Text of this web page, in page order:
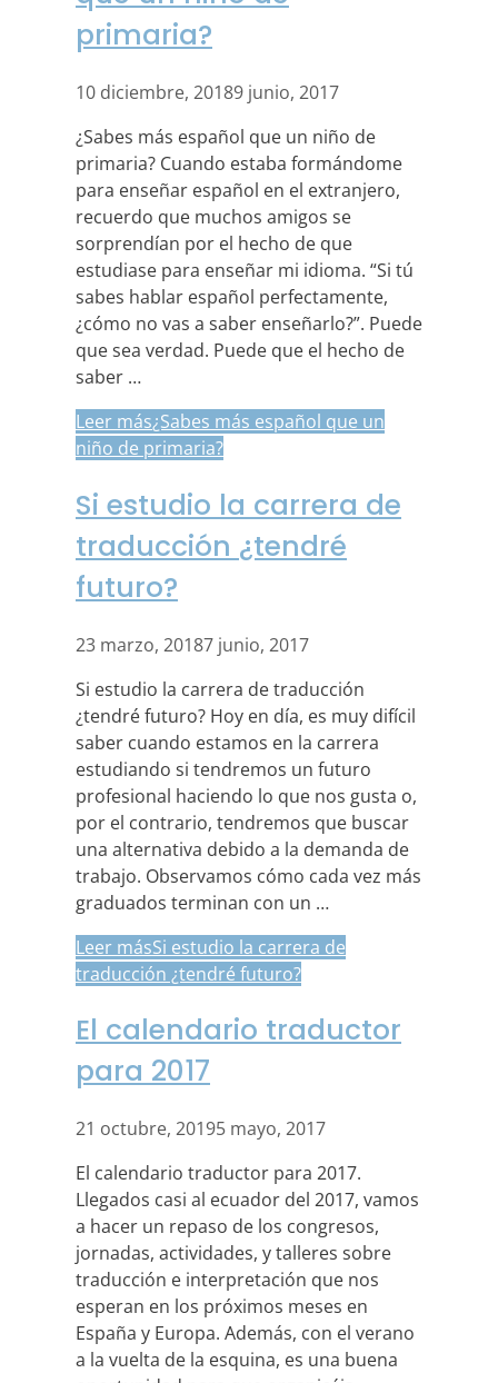
primaria?
10 diciembre, 20189 junio, 2017
¿Sabes más español que un niño de
primaria? Cuando estaba formándome
para enseñar español en el extranjero,
recuerdo que muchos amigos se
sorprendían por el hecho de que
estudiase para enseñar mi idioma. “Si tú
sabes hablar español perfectamente,
¿cómo no vas a saber enseñarlo?”. Puede
que sea verdad. Puede que el hecho de
saber …
Leer más¿Sabes más español que un
niño de primaria?
Si estudio la carrera de
traducción ¿tendré
futuro?
23 marzo, 20187 junio, 2017
Si estudio la carrera de traducción
¿tendré futuro? Hoy en día, es muy difícil
saber cuando estamos en la carrera
estudiando si tendremos un futuro
profesional haciendo lo que nos gusta o,
por el contrario, tendremos que buscar
una alternativa debido a la demanda de
trabajo. Observamos cómo cada vez más
graduados terminan con un …
Leer másSi estudio la carrera de
traducción ¿tendré futuro?
El calendario traductor
para 2017
21 octubre, 20195 mayo, 2017
El calendario traductor para 2017.
Llegados casi al ecuador del 2017, vamos
a hacer un repaso de los congresos,
jornadas, actividades, y talleres sobre
traducción e interpretación que nos
esperan en los próximos meses en
España y Europa. Además, con el verano
a la vuelta de la esquina, es una buena